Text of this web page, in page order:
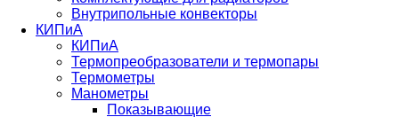
Внутрипольные конвекторы
КИПиА
КИПиА
Термопреобразователи и термопары
Термометры
Манометры
Показывающие